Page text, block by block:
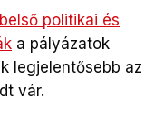
belső politikai és
a pályázatok
legjelentősebb az
vár.